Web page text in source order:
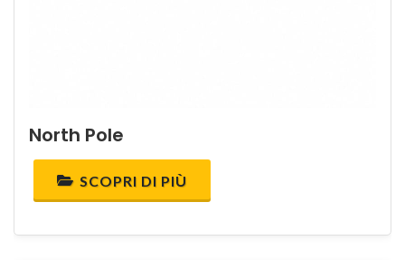
North Pole
SCOPRI DI PIÙ